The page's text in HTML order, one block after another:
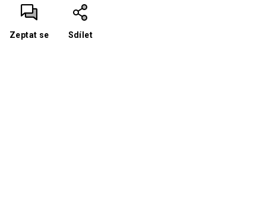
Zeptat se Sdílet